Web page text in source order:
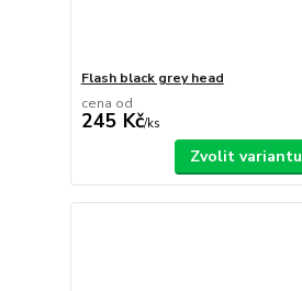
Flash black grey head
cena od
245 Kč/ks
Zvolit variantu